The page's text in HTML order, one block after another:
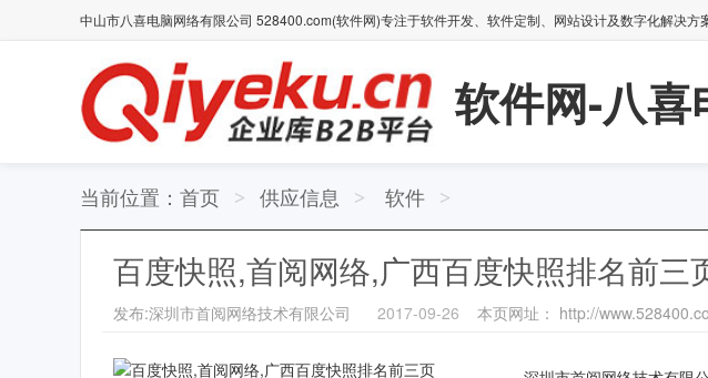
中山市八喜电脑网络有限公司 528400.com(软件网)专注于软件开发、软件定制、网站设计及数字化解决方
软件网-八喜
当前位置： 首页 > 供应信息 > 软件 >
百度快照,首阅网络,广西百度快照排名前三
发布:深圳市首阅网络技术有限公司 2017-09-26 本页网址： http://